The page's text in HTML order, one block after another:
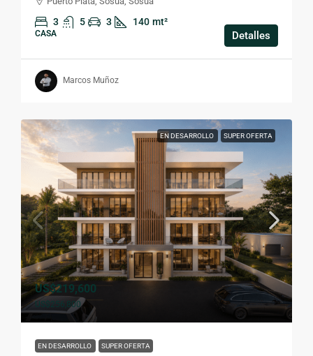
3 5 3 140 mt²
CASA Detalles
Marcos Muñoz
EN DESARROLLO SUPER OFERTA
US$219,600
US$256,800
EN DESARROLLO SUPER OFERTA